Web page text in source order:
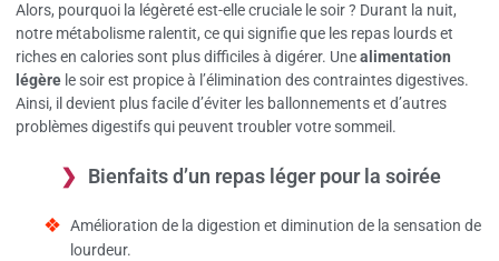
Alors, pourquoi la légèreté est-elle cruciale le soir ? Durant la nuit,
notre métabolisme ralentit, ce qui signifie que les repas lourds et
riches en calories sont plus difficiles à digérer. Unealimentation
légère le soir est propice à l’élimination des contraintes digestives.
Ainsi, il devient plus facile d’éviter les ballonnements et d’autres
problèmes digestifs qui peuvent troubler votre sommeil.
Bienfaits d’un repas léger pour la soirée
Amélioration de la digestion et diminution de la sensation de
lourdeur.